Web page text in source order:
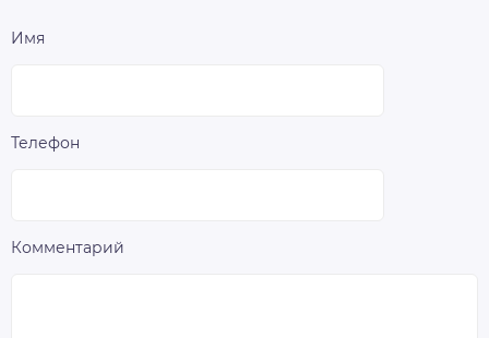
Имя
Телефон
Комментарий